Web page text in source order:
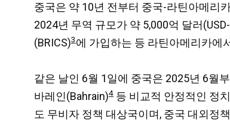
중국은 약 10년 전부터 중국-라틴아메리
2024년 무역 규모가 약 5,000억 달러
(BRICS)3에 가입하는 등 라틴아메리카에
같은 날인 6월 1일에 중국은 2025년 6월
바레인(Bahrain)4 등 비교적 안정적인 정
도 무비자 정책 대상국이며, 중국 대외정